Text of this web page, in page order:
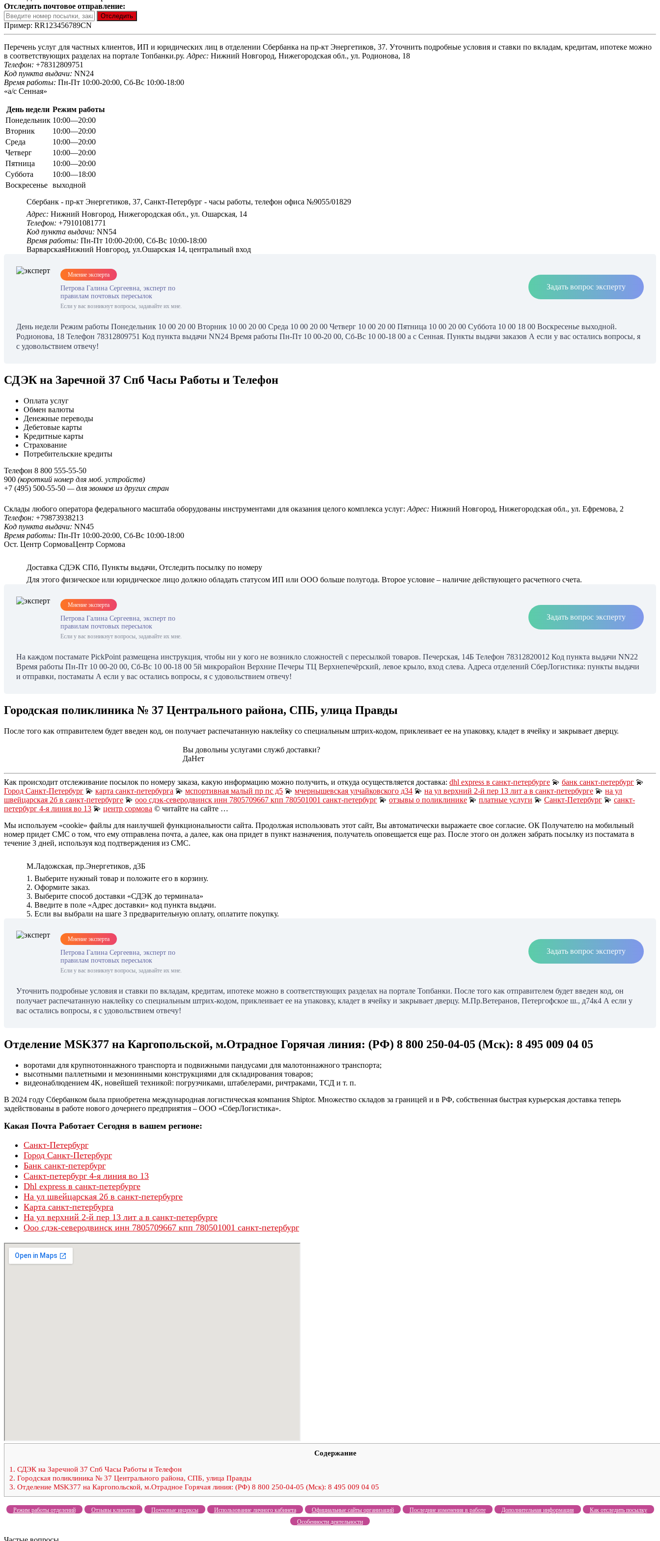
Отследить почтовое отправление:
Пример: RR123456789CN
Перечень услуг для частных клиентов, ИП и юридических лиц в отделении Сбербанка на пр-кт Энергетиков, 37. Уточнить подробные условия и ставки по вкладам, кредитам, ипотеке можно
в соответствующих разделах на портале Топбанки.ру. Адрес: Нижний Новгород, Нижегородская обл., ул. Родионова, 18
Телефон: +78312809751
Код пункта выдачи: NN24
Время работы: Пн-Пт 10:00-20:00, Сб-Вс 10:00-18:00
«а/с Сенная»
День недели Режим работы
Понедельник 10:00—20:00
Вторник
10:00—20:00
Среда
10:00—20:00
Четверг
10:00—20:00
Пятница
10:00—20:00
Суббота
10:00—18:00
Воскресенье выходной
Сбербанк - пр-кт Энергетиков, 37, Санкт-Петербург - часы работы, телефон офиса №9055/01829
Адрес: Нижний Новгород, Нижегородская обл., ул. Ошарская, 14
Телефон: +79101081771
Код пункта выдачи: NN54
Время работы: Пн-Пт 10:00-20:00, Сб-Вс 10:00-18:00
ВарварскаяНижний Новгород, ул.Ошарская 14, центральный вход
Мнение эксперта
Петрова Галина Сергеевна, эксперт по
правилам почтовых пересылок
Если у вас возникнут вопросы, задавайте их мне.
Задать вопрос эксперту
День недели Режим работы Понедельник 10 00 20 00 Вторник 10 00 20 00 Среда 10 00 20 00 Четверг 10 00 20 00 Пятница 10 00 20 00 Суббота 10 00 18 00 Воскресенье выходной.
Родионова, 18 Телефон 78312809751 Код пункта выдачи NN24 Время работы Пн-Пт 10 00-20 00, Сб-Вс 10 00-18 00 а с Сенная. Пункты выдачи заказов А если у вас остались вопросы, я
с удовольствием отвечу!
СДЭК на Заречной 37 Спб Часы Работы и Телефон
Оплата услуг
Обмен валюты
Денежные переводы
Дебетовые карты
Кредитные карты
Страхование
Потребительские кредиты
Телефон 8 800 555-55-50
900 (короткий номер для моб. устройств)
+7 (495) 500-55-50 — для звонков из других стран
Склады любого оператора федерального масштаба оборудованы инструментами для оказания целого комплекса услуг: Адрес: Нижний Новгород, Нижегородская обл., ул. Ефремова, 2
Телефон: +79873938213
Код пункта выдачи: NN45
Время работы: Пн-Пт 10:00-20:00, Сб-Вс 10:00-18:00
Ост. Центр СормоваЦентр Сормова
Доставка СДЭК СПб, Пункты выдачи, Отследить посылку по номеру
Для этого физическое или юридическое лицо должно обладать статусом ИП или ООО больше полугода. Второе условие – наличие действующего расчетного счета.
Мнение эксперта
Петрова Галина Сергеевна, эксперт по
правилам почтовых пересылок
Если у вас возникнут вопросы, задавайте их мне.
Задать вопрос эксперту
На каждом постамате PickPoint размещена инструкция, чтобы ни у кого не возникло сложностей с пересылкой товаров. Печерская, 14Б Телефон 78312820012 Код пункта выдачи NN22
Время работы Пн-Пт 10 00-20 00, Сб-Вс 10 00-18 00 5й микрорайон Верхние Печеры ТЦ Верхнепечёрский, левое крыло, вход слева. Адреса отделений СберЛогистика: пункты выдачи
и отправки, постаматы А если у вас остались вопросы, я с удовольствием отвечу!
Городская поликлиника № 37 Центрального района, СПБ, улица Правды
После того как отправителем будет введен код, он получает распечатанную наклейку со специальным штрих-кодом, приклеивает ее на упаковку, кладет в ячейку и закрывает дверцу.
Вы довольны услугами служб доставки?
ДаНет
Как происходит отслеживание посылок по номеру заказа, какую информацию можно получить, и откуда осуществляется доставка: dhl express в санкт-петербурге 💫 банк санкт-петербург 💫
Город Санкт-Петербург 💫 карта санкт-петербурга 💫 мспортивная малый пр пс д5 💫 мчернышевская улчайковского д34 💫 на ул верхний 2-й пер 13 лит а в санкт-петербурге 💫 на ул
швейцарская 2б в санкт-петербурге 💫 ооо сдэк-северодвинск инн 7805709667 кпп 780501001 санкт-петербург 💫 отзывы о поликлинике 💫 платные услуги 💫 Санкт-Петербург 💫 санкт-
петербург 4-я линия во 13 💫 центр сормова © читайте на сайте …
Мы используем «сookie» файлы для наилучшей функциональности сайта. Продолжая использовать этот сайт, Вы автоматически выражаете свое согласие. ОК Получателю на мобильный
номер придет СМС о том, что ему отправлена почта, а далее, как она придет в пункт назначения, получатель оповещается еще раз. После этого он должен забрать посылку из постамата в
течение 3 дней, используя код подтверждения из СМС.
М.Ладожская, пр.Энергетиков, д3Б
1. Выберите нужный товар и положите его в корзину.
2. Оформите заказ.
3. Выберите способ доставки «СДЭК до терминала»
4. Введите в поле «Адрес доставки» код пункта выдачи.
5. Если вы выбрали на шаге 3 предварительную оплату, оплатите покупку.
Мнение эксперта
Петрова Галина Сергеевна, эксперт по
правилам почтовых пересылок
Если у вас возникнут вопросы, задавайте их мне.
Задать вопрос эксперту
Уточнить подробные условия и ставки по вкладам, кредитам, ипотеке можно в соответствующих разделах на портале Топбанки. После того как отправителем будет введен код, он
получает распечатанную наклейку со специальным штрих-кодом, приклеивает ее на упаковку, кладет в ячейку и закрывает дверцу. М.Пр.Ветеранов, Петергофское ш., д74к4 А если у
вас остались вопросы, я с удовольствием отвечу!
Отделение MSK377 на Каргопольской, м.Отрадное Горячая линия: (РФ) 8 800 250-04-05 (Мск): 8 495 009 04 05
воротами для крупнотоннажного транспорта и подвижными пандусами для малотоннажного транспорта;
высотными паллетными и мезонинными конструкциями для складирования товаров;
видеонаблюдением 4K, новейшей техникой: погрузчиками, штабелерами, ричтраками, ТСД и т. п.
В 2024 году Сбербанком была приобретена международная логистическая компания Shiptor. Множество складов за границей и в РФ, собственная быстрая курьерская доставка теперь
задействованы в работе нового дочернего предприятия – ООО «СберЛогистика».
Какая Почта Работает Сегодня в вашем регионе:
Санкт-Петербург
Город Санкт-Петербург
Банк санкт-петербург
Санкт-петербург 4-я линия во 13
Dhl express в санкт-петербурге
На ул швейцарская 2б в санкт-петербурге
Карта санкт-петербурга
На ул верхний 2-й пер 13 лит а в санкт-петербурге
Ооо сдэк-северодвинск инн 7805709667 кпп 780501001 санкт-петербург
Содержание
1. СДЭК на Заречной 37 Спб Часы Работы и Телефон
2. Городская поликлиника № 37 Центрального района, СПБ, улица Правды
3. Отделение MSK377 на Каргопольской, м.Отрадное Горячая линия: (РФ) 8 800 250-04-05 (Мск): 8 495 009 04 05
Режим работы отделений Отзывы клиентов Почтовые индексы Использование личного кабинета Официальные сайты организаций Последние изменения в работе Дополнительная информация
Как отследить посылку
Особенности деятельности